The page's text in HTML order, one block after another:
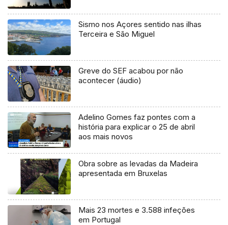
Sismo nos Açores sentido nas ilhas
Terceira e São Miguel
Greve do SEF acabou por não
acontecer (áudio)
Adelino Gomes faz pontes com a
história para explicar o 25 de abril
aos mais novos
Obra sobre as levadas da Madeira
apresentada em Bruxelas
Mais 23 mortes e 3.588 infeções
em Portugal